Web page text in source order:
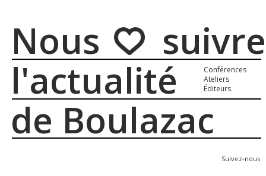
Nous suivre
l'actualité
de Boulazac
Conférences
Ateliers
Éditeurs
Suivez-nous